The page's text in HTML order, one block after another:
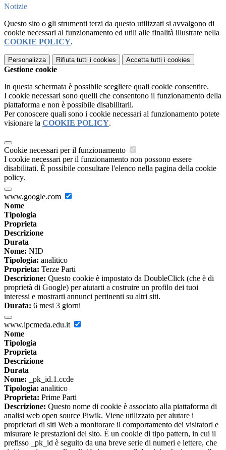
Notizie
Questo sito o gli strumenti terzi da questo utilizzati si avvalgono di
cookie necessari al funzionamento ed utili alle finalità illustrate nella
COOKIE POLICY.
Personalizza Rifiuta tutti i cookies Accetta tutti i cookies
Gestione cookie
In questa schermata è possibile scegliere quali cookie consentire.
I cookie necessari sono quelli che consentono il funzionamento della
piattaforma e non è possibile disabilitarli.
Per conoscere quali sono i cookie necessari al funzionamento potete
visionare la COOKIE POLICY.
Cookie necessari per il funzionamento
I cookie necessari per il funzionamento non possono essere
disabilitati. È possibile consultare l'elenco nella pagina della cookie
policy.
www.google.com
Nome
Tipologia
Proprieta
Descrizione
Durata
Nome: NID
Tipologia: analitico
Proprieta: Terze Parti
Descrizione: Questo cookie è impostato da DoubleClick (che è di
proprietà di Google) per aiutarti a costruire un profilo dei tuoi
interessi e mostrarti annunci pertinenti su altri siti.
Durata: 6 mesi 3 giorni
www.ipcmeda.edu.it
Nome
Tipologia
Proprieta
Descrizione
Durata
Nome: _pk_id.1.ccde
Tipologia: analitico
Proprieta: Prime Parti
Descrizione: Questo nome di cookie è associato alla piattaforma di
analisi web open source Piwik. Viene utilizzato per aiutare i
proprietari di siti Web a monitorare il comportamento dei visitatori e
misurare le prestazioni del sito. È un cookie di tipo pattern, in cui il
prefisso _pk_id è seguito da una breve serie di numeri e lettere, che